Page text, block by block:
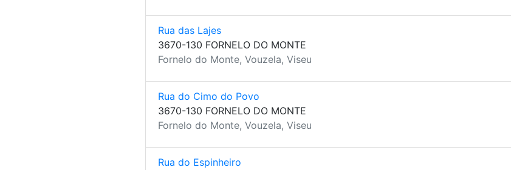
Rua das Lajes
3670-130 FORNELO DO MONTE
Fornelo do Monte, Vouzela, Viseu
Rua do Cimo do Povo
3670-130 FORNELO DO MONTE
Fornelo do Monte, Vouzela, Viseu
Rua do Espinheiro